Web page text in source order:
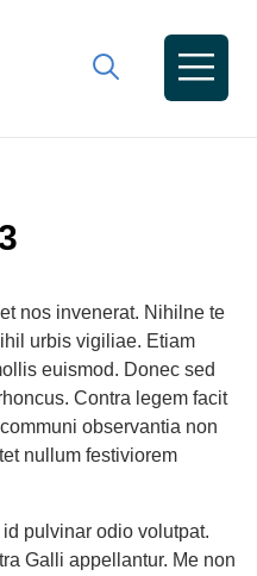
nos invenerat. Nihilne te
urbis vigiliae. Etiam
euismod. Donec sed
Contra legem facit
observantia non
nullum festiviorem
pulvinar odio volutpat.
Galli appellantur. Me non